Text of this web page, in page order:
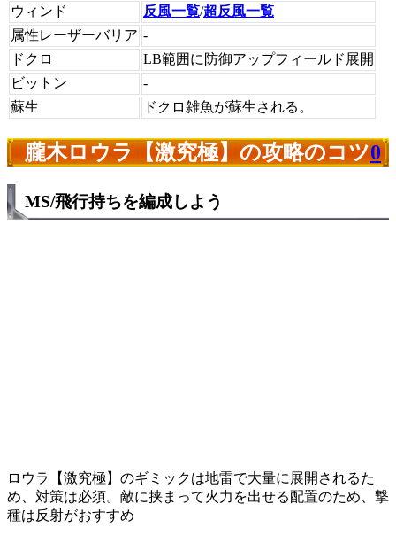
ウィンド
反風一覧/超反風一覧
属性レーザーバリア -
ドクロ
LB範囲に防御アップフィールド展開
ビットン
-
蘇生
ドクロ雑魚が蘇生される。
朧木ロウラ【激究極】の攻略のコツ0
MS/飛行持ちを編成しよう
ロウラ【激究極】のギミックは地雷で大量に展開されるた
め、対策は必須。敵に挟まって火力を出せる配置のため、撃
種は反射がおすすめ